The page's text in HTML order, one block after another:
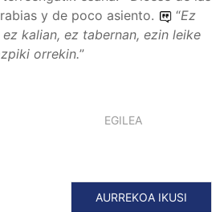
y de poco asiento.
“Ez
kalian, ez tabernan, ezin leike
orrekin.”
EGILEA
AURREKOA IKUSI